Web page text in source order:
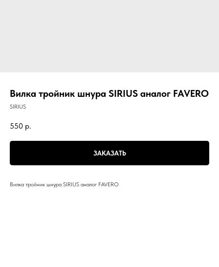
Вилка тройник шнура SIRIUS аналог FAVERO
SIRIUS
550 р.
ЗАКАЗАТЬ
Вилка тройник шнура SIRIUS аналог FAVERO